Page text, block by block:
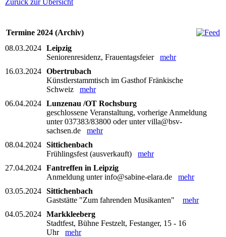
Zurück zur Übersicht
Termine 2024 (Archiv)
08.03.2024 Leipzig
Seniorenresidenz, Frauentagsfeier mehr
16.03.2024 Obertrubach
Künstlerstammtisch im Gasthof Fränkische
Schweiz mehr
06.04.2024 Lunzenau /OT Rochsburg
geschlossene Veranstaltung, vorherige Anmeldung
unter 037383/83800 oder unter villa@bsv-
sachsen.de mehr
08.04.2024 Sittichenbach
Frühlingsfest (ausverkauft) mehr
27.04.2024 Fantreffen in Leipzig
Anmeldung unter info@sabine-elara.de mehr
03.05.2024 Sittichenbach
Gaststätte "Zum fahrenden Musikanten" mehr
04.05.2024 Markkleeberg
Stadtfest, Bühne Festzelt, Festanger, 15 - 16
Uhr mehr